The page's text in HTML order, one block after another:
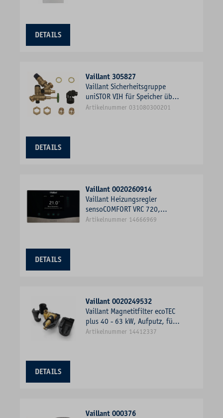
DETAILS
Vaillant 305827
Vaillant Sicherheitsgruppe
uniSTOR VIH für Speicher über
200 I Inhalt, 10 bar
Artikelnummer 031080300201
DETAILS
Vaillant 0020260914
Vaillant Heizungsregler
sensoCOMFORT VRC 720,
witterungsgeführt, 1 Heizkreis
Artikelnummer 14666969
DETAILS
Vaillant 0020249532
Vaillant Magnetitfilter ecoTEC
plus 40 - 63 kW, Aufputz, für
Anschlusssituation
Artikelnummer 14412337
DETAILS
Vaillant 000376